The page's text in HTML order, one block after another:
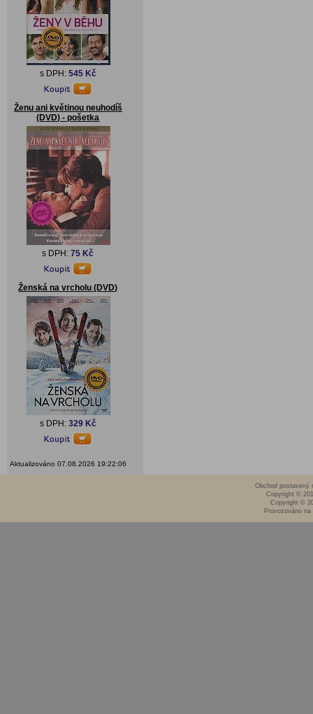
s DPH: 545 Kč
Ženu ani květinou neuhodíš
(DVD) - pošetka
s DPH:75 Kč
Ženská na vrcholu (DVD)
s DPH: 329 Kč
Aktualizováno 07.08.2026 19:22:06
Obchod postavený
Copyright ©
Copyright ©
Provozováno